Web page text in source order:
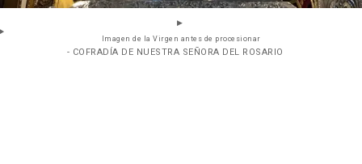
Imagen de la Virgen antes de procesionar
- COFRADÍA DE NUESTRA SEÑORA DEL ROSARIO